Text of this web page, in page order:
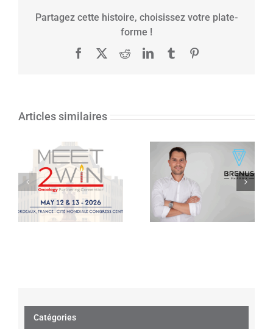
Partagez cette histoire, choisissez votre plate-
forme !
Facebook RedditLinkedInTumblr
Articles similaires
MEET2WIN 2026
– 11ème édition
Brenus Pharma
traitement des
premiers patients
dans son essai
clinique de phase
I évaluant STC-
1010, une
Catégories